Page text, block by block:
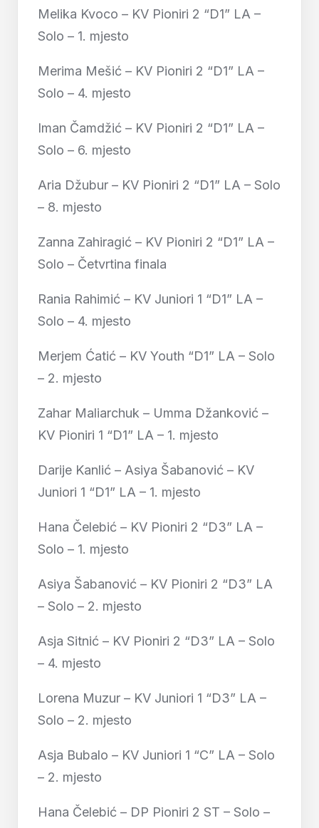
Melika Kvoco – KV Pioniri 2 “D1” LA –
Solo – 1. mjesto
Merima Mešić – KV Pioniri 2 “D1” LA –
Solo – 4. mjesto
Iman Čamdžić – KV Pioniri 2 “D1” LA –
Solo – 6. mjesto
Aria Džubur – KV Pioniri 2 “D1” LA – Solo
– 8. mjesto
Zanna Zahiragić – KV Pioniri 2 “D1” LA –
Solo – Četvrtina finala
Rania Rahimić – KV Juniori 1 “D1” LA –
Solo – 4. mjesto
Merjem Ćatić – KV Youth “D1” LA – Solo
– 2. mjesto
Zahar Maliarchuk – Umma Džanković –
KV Pioniri 1 “D1” LA – 1. mjesto
Darije Kanlić – Asiya Šabanović – KV
Juniori 1 “D1” LA – 1. mjesto
Hana Čelebić – KV Pioniri 2 “D3” LA –
Solo – 1. mjesto
Asiya Šabanović – KV Pioniri 2 “D3” LA
– Solo – 2. mjesto
Asja Sitnić – KV Pioniri 2 “D3” LA – Solo
– 4. mjesto
Lorena Muzur – KV Juniori 1 “D3” LA –
Solo – 2. mjesto
Asja Bubalo – KV Juniori 1 “C” LA – Solo
– 2. mjesto
Hana Čelebić – DP Pioniri 2 ST – Solo –